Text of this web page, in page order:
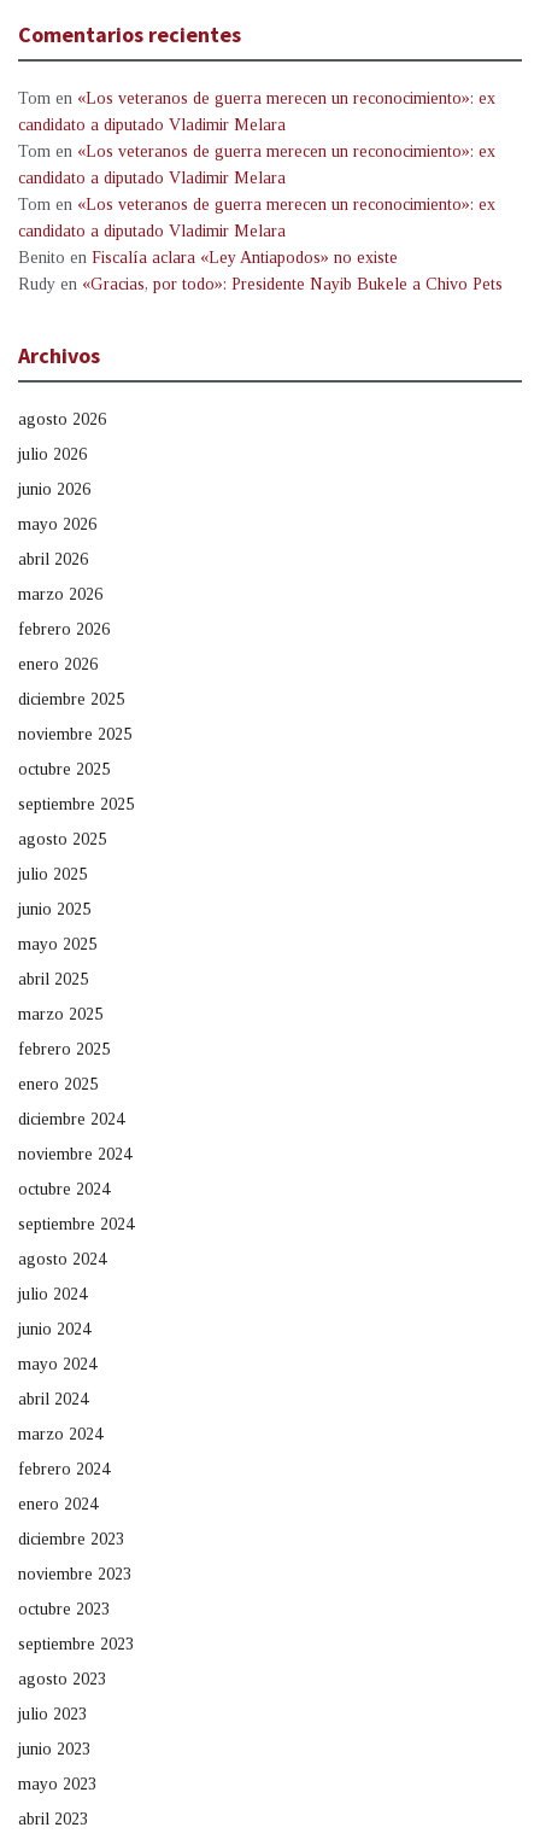
Comentarios recientes
Tom en «Los veteranos de guerra merecen un reconocimiento»: ex
candidato a diputado Vladimir Melara
Tom en «Los veteranos de guerra merecen un reconocimiento»: ex
candidato a diputado Vladimir Melara
Tom en «Los veteranos de guerra merecen un reconocimiento»: ex
candidato a diputado Vladimir Melara
Benito en Fiscalía aclara «Ley Antiapodos» no existe
Rudy en «Gracias, por todo»: Presidente Nayib Bukele a Chivo Pets
Archivos
agosto 2026
julio 2026
junio 2026
mayo 2026
abril 2026
marzo 2026
febrero 2026
enero 2026
diciembre 2025
noviembre 2025
octubre 2025
septiembre 2025
agosto 2025
julio 2025
junio 2025
mayo 2025
abril 2025
marzo 2025
febrero 2025
enero 2025
diciembre 2024
noviembre 2024
octubre 2024
septiembre 2024
agosto 2024
julio 2024
junio 2024
mayo 2024
abril 2024
marzo 2024
febrero 2024
enero 2024
diciembre 2023
noviembre 2023
octubre 2023
septiembre 2023
agosto 2023
julio 2023
junio 2023
mayo 2023
abril 2023